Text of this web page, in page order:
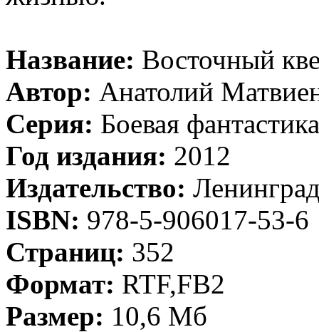
Название: Восточный
Автор: Анатолий
Серия: Боевая фантастика
Год издания: 2012
Издательство:
ISBN: 978-5-906017-53-6
Страниц: 352
Формат: RTF,FB2
Размер: 10,6 Мб